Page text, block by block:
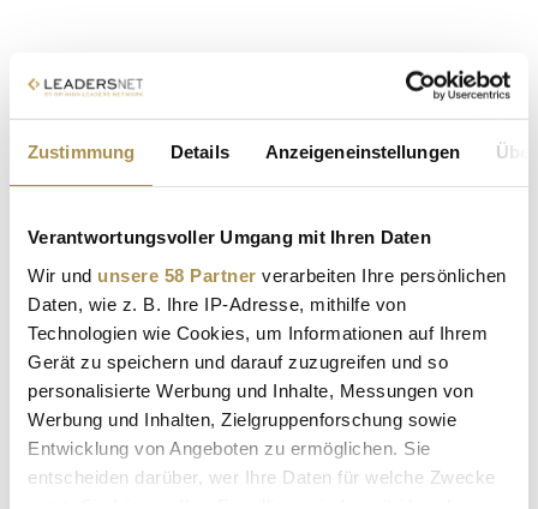
Zustimmung Details Anzeigeneinstellungen
Verantwortungsvoller Umgang mit Ihren Daten
Wir und unsere 58 Partner verarbeiten Ihre persönlichen
Daten, wie z. B. Ihre IP-Adresse, mithilfe von
Technologien wie Cookies, um Informationen auf Ihrem
Gerät zu speichern und darauf zuzugreifen und so
personalisierte Werbung und Inhalte, Messungen von
Werbung und Inhalten, Zielgruppenforschung sowie
Entwicklung von Angeboten zu ermöglichen. Sie
entscheiden darüber, wer Ihre Daten für welche Zwecke